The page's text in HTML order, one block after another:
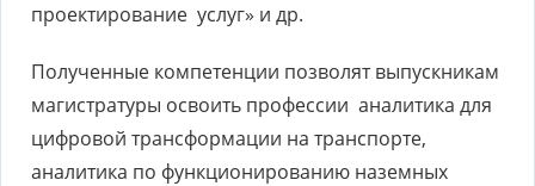
проектирование услуг» и др.
Полученные компетенции позволят выпускникам
магистратуры освоить профессии аналитика для
цифровой трансформации на транспорте,
аналитика по функционированию наземных